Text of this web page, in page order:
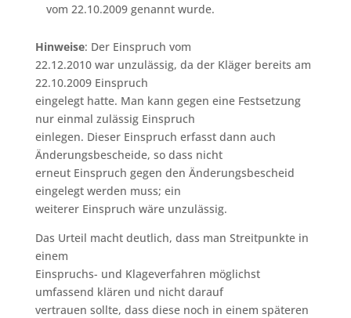
vom 22.10.2009 genannt wurde.
Hinweise: Der Einspruch vom
22.12.2010 war unzulässig, da der Kläger bereits am
22.10.2009 Einspruch
eingelegt hatte. Man kann gegen eine Festsetzung
nur einmal zulässig Einspruch
einlegen. Dieser Einspruch erfasst dann auch
Änderungsbescheide, so dass nicht
erneut Einspruch gegen den Änderungsbescheid
eingelegt werden muss; ein
weiterer Einspruch wäre unzulässig.
Das Urteil macht deutlich, dass man Streitpunkte in
einem
Einspruchs- und Klageverfahren möglichst
umfassend klären und nicht darauf
vertrauen sollte, dass diese noch in einem späteren